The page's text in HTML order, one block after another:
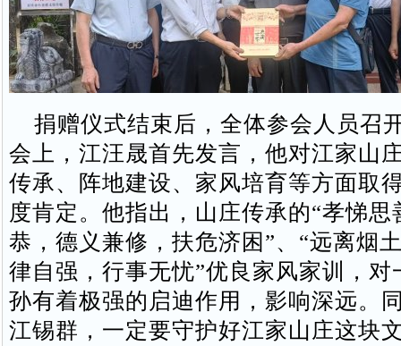
捐赠仪式结束后，全体参会人员召
会上，江汪晟首先发言，他对江家山
传承、阵地建设、家风培育等方面取
度肯定。他指出，山庄传承的“孝悌思
恭，德义兼修，扶危济困”、“远离烟
律自强，行事无忧”优良家风家训，对
孙有着极强的启迪作用，影响深远。
江锡群，一定要守护好江家山庄这块